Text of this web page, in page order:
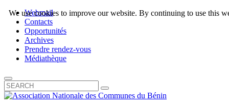
Webmail
Contacts
Opportunités
Archives
Prendre rendez-vous
Médiathèque
We use cookies to improve our website. By continuing to use this